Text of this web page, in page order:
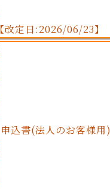
【改定日:2026/06/23】
申込書(法人のお客様用)